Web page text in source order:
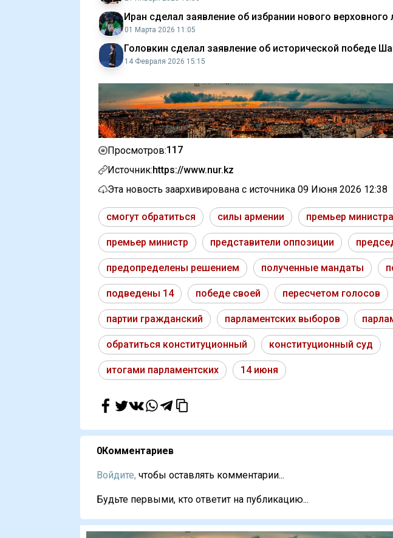
Иран сделал заявление об избрании нового верховного
01 Марта 2026 11:05
Головкин сделал заявление об исторической победе
14 Февраля 2026 15:15
Просмотров:117
Источник:https://www.nur.kz
Эта новость заархивирована с источника 09 Июня 2026 12:38
смогут обратиться силы армении премьер министра
премьер министр представители оппозиции
предопределены решением полученные мандаты
подведены 14 победе своей пересчетом голосов
партии гражданский парламентских выборов
обратиться конституционный конституционный суд
итогами парламентских 14 июня
0Комментариев
Войдите, чтобы оставлять комментарии...
Будьте первыми, кто ответит на публикацию...